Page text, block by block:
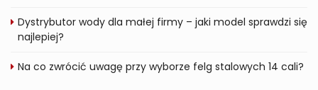
Dystrybutor wody dla małej firmy – jaki model sprawdzi się
najlepiej?
Na co zwrócić uwagę przy wyborze felg stalowych 14 cali?